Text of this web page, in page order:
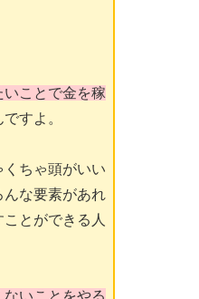
ことで金を稼
ですよ。
ちゃ頭がいい
んな要素があれ
とができる人
いことをやる